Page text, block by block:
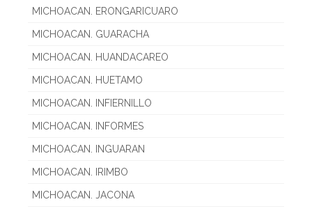
MICHOACAN. ERONGARICUARO
MICHOACAN. GUARACHA
MICHOACAN. HUANDACAREO
MICHOACAN. HUETAMO
MICHOACAN. INFIERNILLO
MICHOACAN. INFORMES
MICHOACAN. INGUARAN
MICHOACAN. IRIMBO
MICHOACAN. JACONA